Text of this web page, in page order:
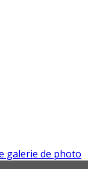
galerie de photo